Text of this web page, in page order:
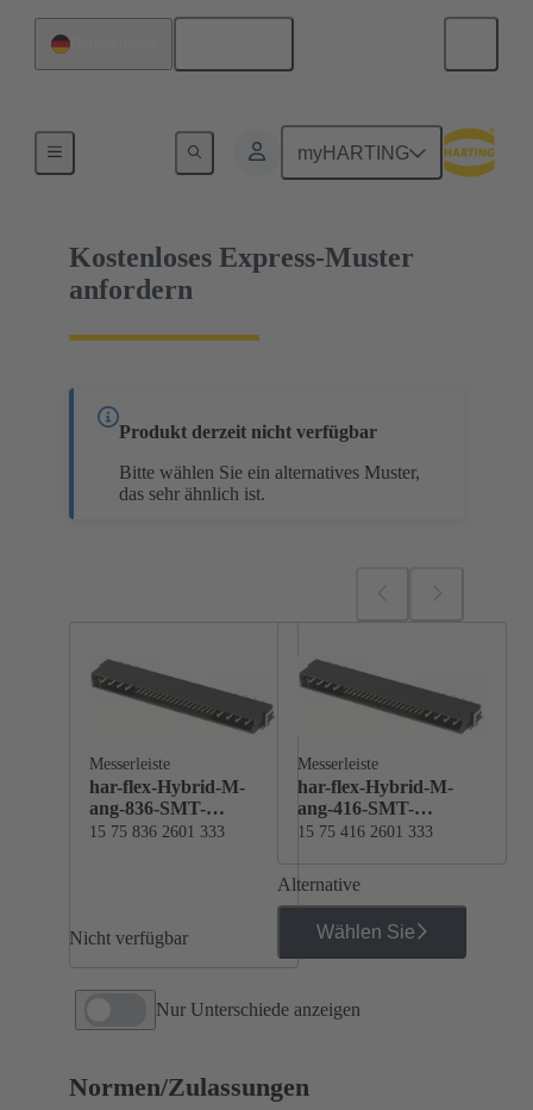
myHARTING
15 75 836 2601 333
Kostenloses Express-Muster
anfordern
Produkt derzeit nicht verfügbar
Bitte wählen Sie ein alternatives Muster,
das sehr ähnlich ist.
Nur Unterschiede anzeigen
Messerleiste
har-flex-Hybrid-M-
ang-836-SMT-
PL1Sample
15 75 836 2601 333
Nicht verfügbar
Messerleiste
har-flex-Hybrid-M-
ang-416-SMT-
PL1Sample
15 75 416 2601 333
Alternative
Wählen Sie
Normen/Zulassungen